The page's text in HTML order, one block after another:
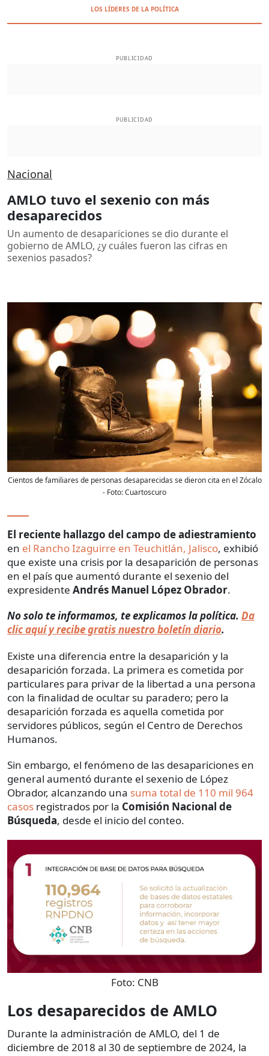
LOS LÍDERES DE LA POLÍTICA
PUBLICIDAD
PUBLICIDAD
Nacional
AMLO tuvo el sexenio con más
desaparecidos
Un aumento de desapariciones se dio durante el
gobierno de AMLO, ¿y cuáles fueron las cifras en
sexenios pasados?
Cientos de familiares de personas desaparecidas se dieron cita en el Zócalo
- Foto:Cuartoscuro
El reciente hallazgo del campo de adiestramiento
en el Rancho Izaguirre en Teuchitlán, Jalisco, exhibió
que existe una crisis por la desaparición de personas
en el país que aumentó durante el sexenio del
expresidente Andrés Manuel López Obrador.
No solo te informamos, te explicamos la política. Da
clic aquí y recibe gratis nuestro boletín diario.
Existe una diferencia entre la desaparición y la
desaparición forzada. La primera es cometida por
particulares para privar de la libertad a una persona
con la finalidad de ocultar su paradero; pero la
desaparición forzada es aquella cometida por
servidores públicos, según el Centro de Derechos
Humanos.
Sin embargo, el fenómeno de las desapariciones en
general aumentó durante el sexenio de López
Obrador, alcanzando una suma total de 110 mil 964
casos registrados por la Comisión Nacional de
Búsqueda, desde el inicio del conteo.
Foto: CNB
Los desaparecidos de AMLO
Durante la administración de AMLO, del 1 de
diciembre de 2018 al 30 de septiembre de 2024, la